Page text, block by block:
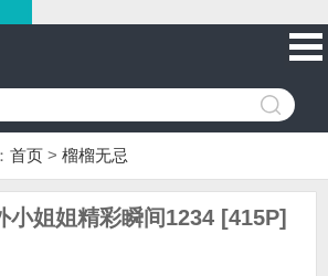
首页 > 榴榴无忌
小姐姐精彩瞬间1234 [415P]